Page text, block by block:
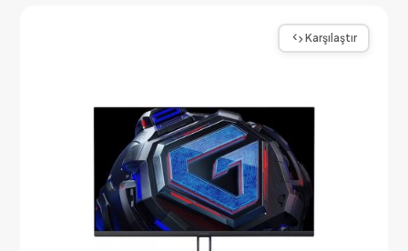
Karşılaştır